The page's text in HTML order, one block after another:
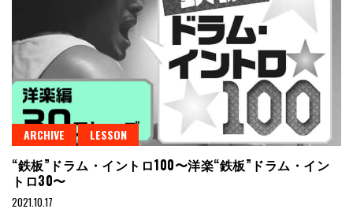
ARCHIVE LESSON
“鉄板”ドラム・イントロ100〜洋楽“鉄板”ドラム・イン
トロ30〜
2021.10.17